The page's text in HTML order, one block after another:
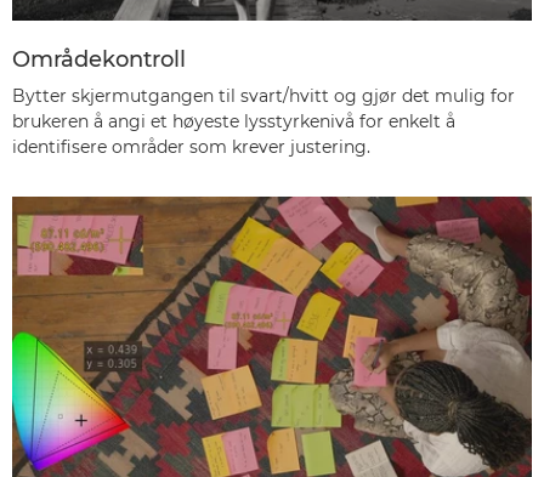
Områdekontroll
Bytter skjermutgangen til svart/hvitt og gjør det mulig for
brukeren å angi et høyeste lysstyrkenivå for enkelt å
identifisere områder som krever justering.